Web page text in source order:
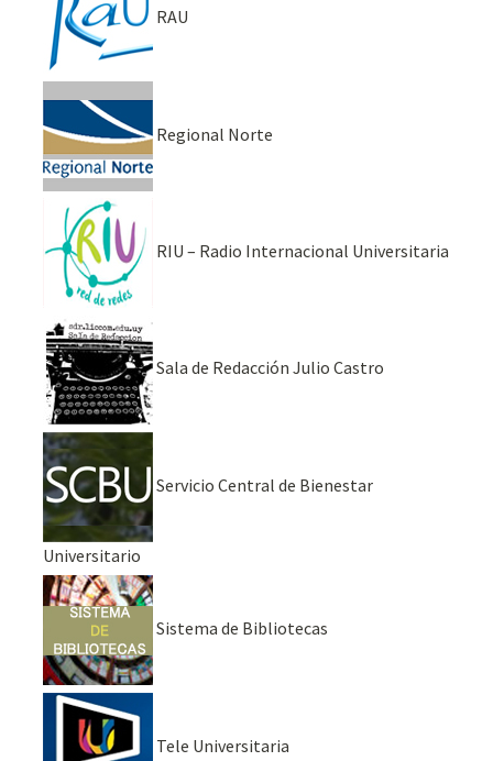
RAU
Regional Norte
RIU – Radio Internacional Universitaria
Sala de Redacción Julio Castro
Servicio Central de Bienestar
Universitario
Sistema de Bibliotecas
Tele Universitaria